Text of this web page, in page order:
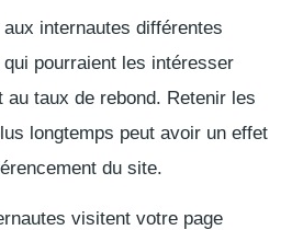
aux internautes différentes
pourraient les intéresser
au taux de rebond. Retenir les
longtemps peut avoir un effet
du site.
visitent votre page